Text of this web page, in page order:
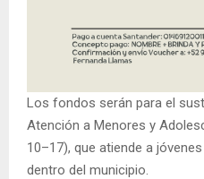
Los fondos serán para el
Atención a Menores y
10–17), que atiende a
dentro del municipio.